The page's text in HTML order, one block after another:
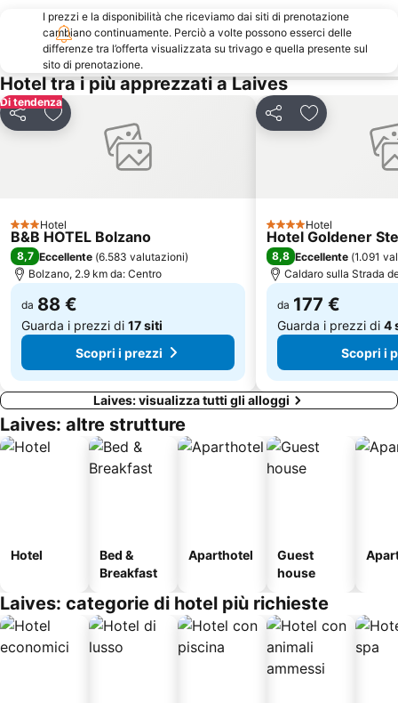
Centro storico
Mercatino di Natale
Parco Naturale Paneveggio Pale di San Martino
Paganella Ski
Parco Naturale Puez-Odle
Cima Palon - Monte Bondone
Ski Area Carezza
Passo Rolle
Lago di Caldaro
Seceda
San Antonio di Mavignola
Lago di Valdurna
Mercatino di Natale
Santuario di San Romedio
I prezzi e la disponibilità che riceviamo dai siti di prenotazione
cambiano continuamente. Perciò a volte possono esserci delle
differenze tra l’offerta visualizzata su trivago e quella presente sul
sito di prenotazione.
Hotel tra i più apprezzati a Laives
Di tendenza
CondividiAggiungi ai preferiti
3 StelleHotel
B&B HOTEL Bolzano
8,7 Eccellente (6.583 valutazioni)
Bolzano, 2.9 km da: Centro
da 88 €
Guarda i prezzi di 17 siti
Scopri i prezzi
CondividiAggiungi ai
4 StelleHotel
Hotel Goldener
8,8 Eccellente (1.091
Caldaro sulla Strada
da 177 €
Guarda i prezzi di 4
Scopri i
Laives: visualizza tutti gli alloggi
Laives: altre strutture
Hotel
Bed &
Breakfast
Aparthotel
Guest
house
Laives: categorie di hotel più richieste